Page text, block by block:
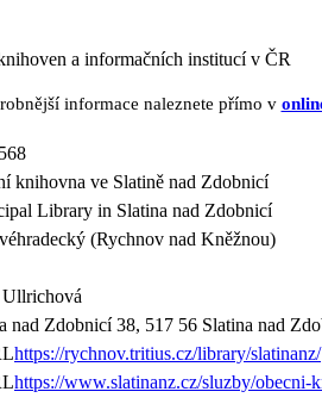
a informačních institucí v ČR
informace naleznete přímo v
knihovna ve Slatině nad Zdobnicí
Library in Slatina nad Zdobnicí
(Rychnov nad Kněžnou)
Ullrichová
nad Zdobnicí 38, 517 56 Slatina nad
https://rychnov.tritius.cz/library/slatinanz/
https://www.slatinanz.cz/sluzby/obecni-